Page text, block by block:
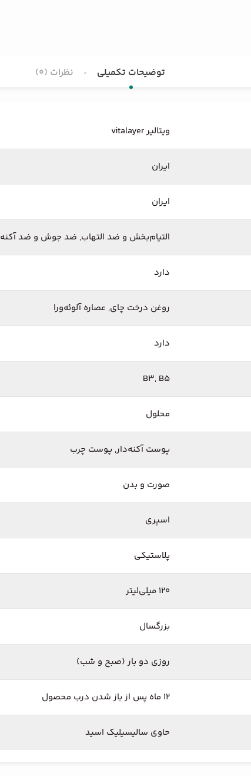
توضیحات تکمیلی نظرات (0)
ویتالیر vitalayer
ایران
ایران
التیام‌بخش و ضد التهاب, ضد جوش و ضد آکنه
دارد
روغن درخت چای, عصاره آلوئه‌ورا
دارد
B3, B۵
محلول
پوست آکنه‌دار, پوست چرب
صورت و بدن
اسپری
پلاستیکی
120 میلی‌لیتر
بزرگسال
روزی دو بار (صبح و شب)
12 ماه پس از باز شدن درب محصول
حاوی سالیسیلیک اسید